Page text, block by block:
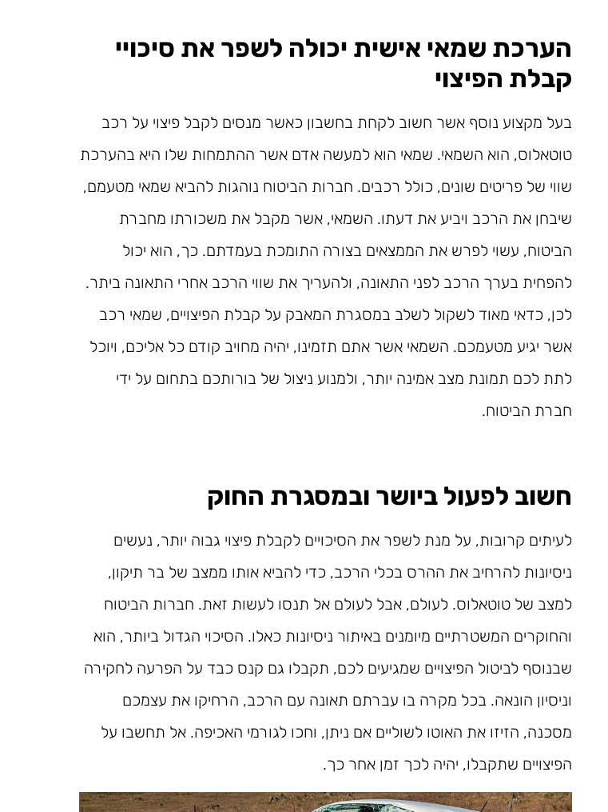
הערכת שמאי אישית יכולה לשפר את סיכויי
קבלת הפיצוי
בעל מקצוע נוסף אשר חשוב לקחת בחשבון כאשר מנסים לקבל פיצוי על רכב
טוטאלוס, הוא השמאי. שמאי הוא למעשה אדם אשר ההתמחות שלו היא בהערכת
שווי של פריטים שונים, כולל רכבים. חברות הביטוח נוהגות להביא שמאי מטעמם,
שיבחן את הרכב ויביע את דעתו. השמאי, אשר מקבל את משכורתו מחברת
הביטוח, עשוי לפרש את הממצאים בצורה התומכת בעמדתם. כך, הוא יכול
להפחית בערך הרכב לפני התאונה, ולהעריך את שווי הרכב אחרי התאונה ביתר.
לכן, כדאי מאוד לשקול לשלב במסגרת המאבק על קבלת הפיצויים, שמאי רכב
אשר יגיע מטעמכם. השמאי אשר אתם תזמינו, יהיה מחויב קודם כל אליכם, ויוכל
לתת לכם תמונת מצב אמינה יותר, ולמנוע ניצול של בורותכם בתחום על ידי
חברת הביטוח.
חשוב לפעול ביושר ובמסגרת החוק
לעיתים קרובות, על מנת לשפר את הסיכויים לקבלת פיצוי גבוה יותר, נעשים
ניסיונות להרחיב את ההרס בכלי הרכב, כדי להביא אותו ממצב של בר תיקון,
למצב של טוטאלוס. לעולם, אבל לעולם אל תנסו לעשות זאת. חברות הביטוח
והחוקרים המשטרתיים מיומנים באיתור ניסיונות כאלו. הסיכוי הגדול ביותר, הוא
שבנוסף לביטול הפיצויים שמגיעים לכם, תקבלו גם קנס כבד על הפרעה לחקירה
וניסיון הונאה. בכל מקרה בו עברתם תאונה עם הרכב, הרחיקו את עצמכם
מסכנה, הזיזו את האוטו לשוליים אם ניתן, וחכו לגורמי האכיפה. אל תחשבו על
הפיצויים שתקבלו, יהיה לכך זמן אחר כך.